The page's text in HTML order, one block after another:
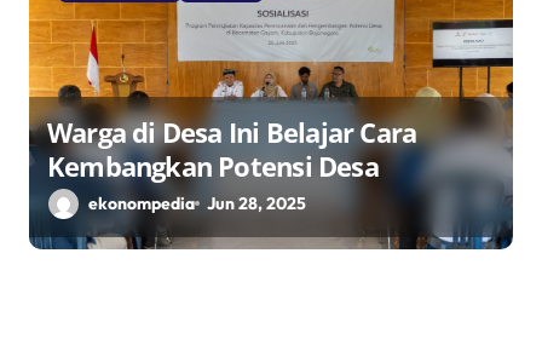
Warga di Desa Ini Belajar Cara
Kembangkan Potensi Desa
ekonompedia Jun 28, 2025